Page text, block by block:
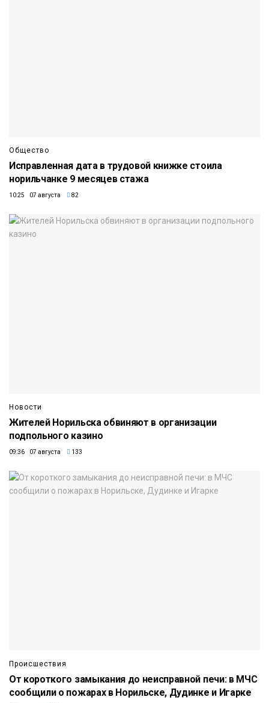
Общество
Исправленная дата в трудовой книжке стоила
норильчанке 9 месяцев стажа
10:25 07 августа 82
Новости
Жителей Норильска обвиняют в организации
подпольного казино
09:36 07 августа 133
Происшествия
От короткого замыкания до неисправной печи: в МЧС
сообщили о пожарах в Норильске, Дудинке и Игарке